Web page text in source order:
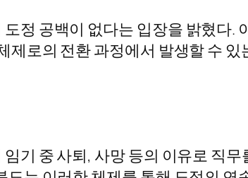
정 공백이 없다는 입장을 밝혔다.
제로의 전환 과정에서 발생할 수
기 중 사퇴, 사망 등의 이유로 직